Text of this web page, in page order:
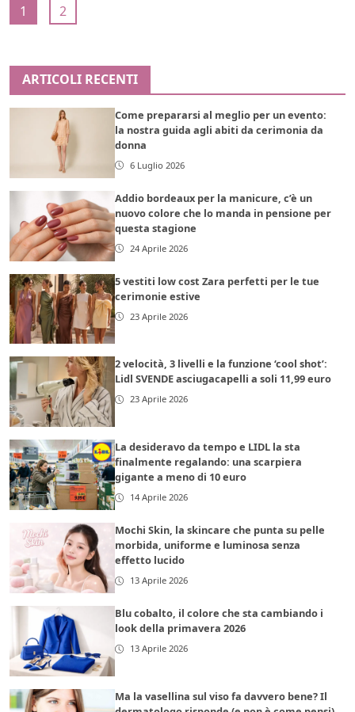
1 2
ARTICOLI RECENTI
Come prepararsi al meglio per un evento:
la nostra guida agli abiti da cerimonia da
donna
6 Luglio 2026
Addio bordeaux per la manicure, c’è un
nuovo colore che lo manda in pensione per
questa stagione
24 Aprile 2026
5 vestiti low cost Zara perfetti per le tue
cerimonie estive
23 Aprile 2026
2 velocità, 3 livelli e la funzione ‘cool shot’:
Lidl SVENDE asciugacapelli a soli 11,99 euro
23 Aprile 2026
La desideravo da tempo e LIDL la sta
finalmente regalando: una scarpiera
gigante a meno di 10 euro
14 Aprile 2026
Mochi Skin, la skincare che punta su pelle
morbida, uniforme e luminosa senza
effetto lucido
13 Aprile 2026
Blu cobalto, il colore che sta cambiando i
look della primavera 2026
13 Aprile 2026
Ma la vasellina sul viso fa davvero bene? Il